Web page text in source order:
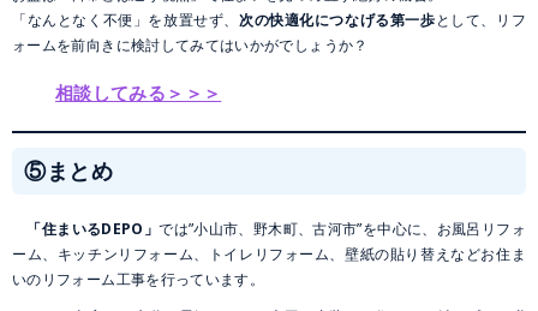
「なんとなく不便」を放置せず、 次の快適化につなげる第一歩として、リフ
ォームを前向きに検討してみてはいかがでしょうか？
相談してみる＞＞＞
⑤まとめ
「住まいるDEPO」では”小山市、野木町、古河市”を中心に、お風呂リフォ
ーム、キッチンリフォーム、トイレリフォーム、壁紙の貼り替えなどお住ま
いのリフォーム工事を行っています。